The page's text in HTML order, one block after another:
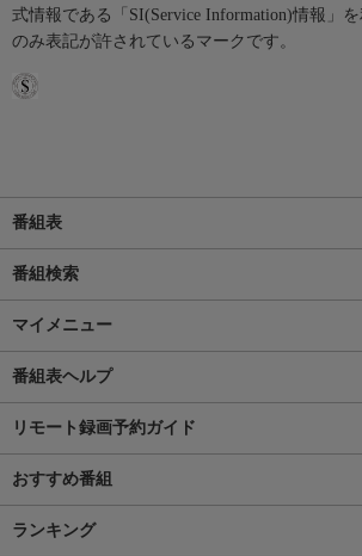
式情報である「SI(Service Information)情報」
のみ表記が許されているマークです。
番組表
番組検索
マイメニュー
番組表ヘルプ
リモート録画予約ガイド
おすすめ番組
ランキング